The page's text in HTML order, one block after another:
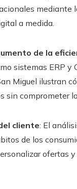
a medida.
de la
sistemas ERP
Miguel ilustran
sin comprometer
cliente: El
de los
ofertas